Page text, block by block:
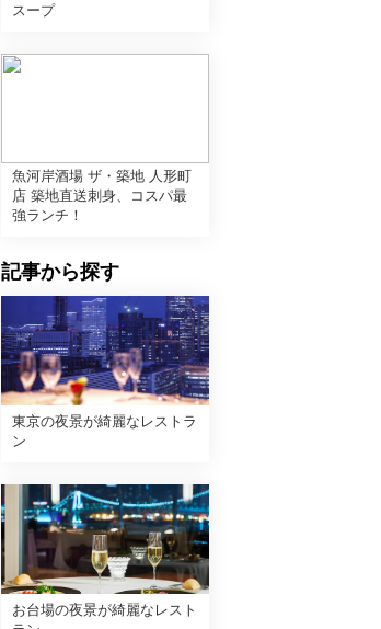
スープ
魚河岸酒場 ザ・築地 人形町
店 築地直送刺身、コスパ最
強ランチ！
記事から探す
東京の夜景が綺麗なレストラ
ン
お台場の夜景が綺麗なレスト